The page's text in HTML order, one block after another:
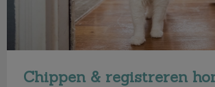
Chippen & registreren